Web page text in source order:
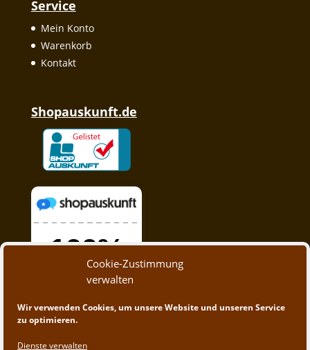
Cookie-Zustimmung
verwalten
Wir verwenden Cookies, um unsere Website und unseren Service
zu optimieren.
Dienste verwalten
Service
Mein Konto
Warenkorb
Kontakt
Shopauskunft.de